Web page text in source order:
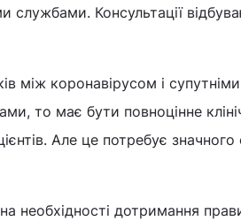
службами. Консультації
між коронавірусом і
то має бути повноцінне
Але це потребує
необхідності дотримання